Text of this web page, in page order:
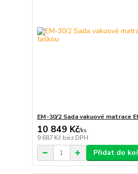
EM-30/2 Sada vakuové matrace
10 849 Kč/ks
9 687 Kč bez DPH
Přidat do